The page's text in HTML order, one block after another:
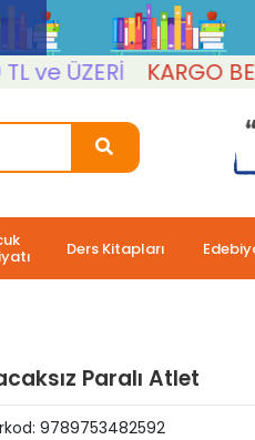
KARGO
Ders Kitapları
Paralı Atlet
9789753482592